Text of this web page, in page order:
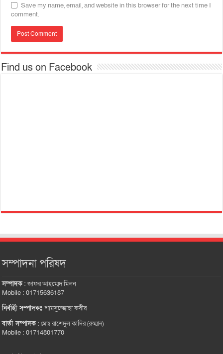
Save my name, email, and website in this browser for the next time I
comment.
Find us on Facebook
সম্পাদনা পরিষদ
সম্পাদক:জাফর আহম্মেদ মিলন
Mobile : 01715636187
নির্বাহী সম্পাদকঃশামসুজ্জোহা কবীর
বার্তা সম্পাদক:মোঃ রাশেদুল কাদির (রুম্মান)
Mobile : 01714801770